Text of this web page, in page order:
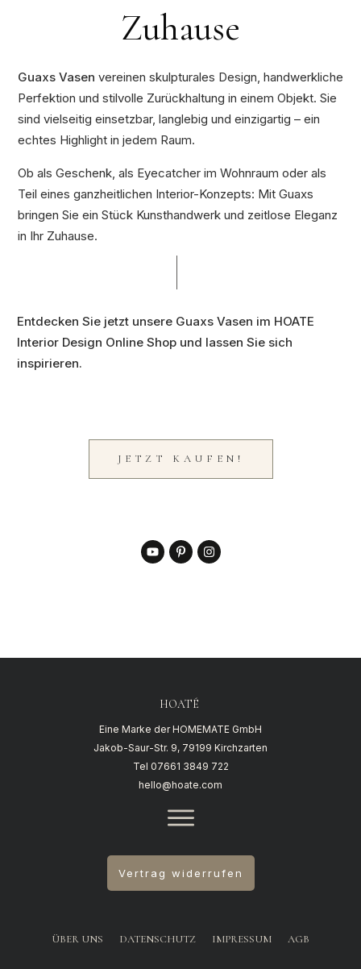
Zuhause
Guaxs Vasen vereinen skulpturales Design, handwerkliche
Perfektion und stilvolle Zurückhaltung in einem Objekt. Sie
sind vielseitig einsetzbar, langlebig und einzigartig – ein
echtes Highlight in jedem Raum.
Ob als Geschenk, als Eyecatcher im Wohnraum oder als
Teil eines ganzheitlichen Interior-Konzepts: Mit Guaxs
bringen Sie ein Stück Kunsthandwerk und zeitlose Eleganz
in Ihr Zuhause.
Entdecken Sie jetzt unsere Guaxs Vasen im HOATE
Interior Design Online Shop und lassen Sie sich
inspirieren.
JETZT KAUFEN!
HOATÉ
Eine Marke der HOMEMATE GmbH
Jakob-Saur-Str. 9, 79199 Kirchzarten
Tel 07661 3849 722
hello@hoate.com
Vertrag widerrufen
ÜBER UNS DATENSCHUTZ IMPRESSUM AGB